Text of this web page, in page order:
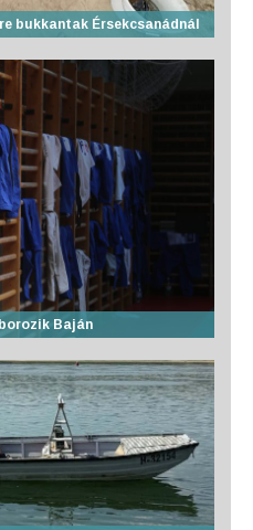
bukkantak Érsekcsanádnál
Baján